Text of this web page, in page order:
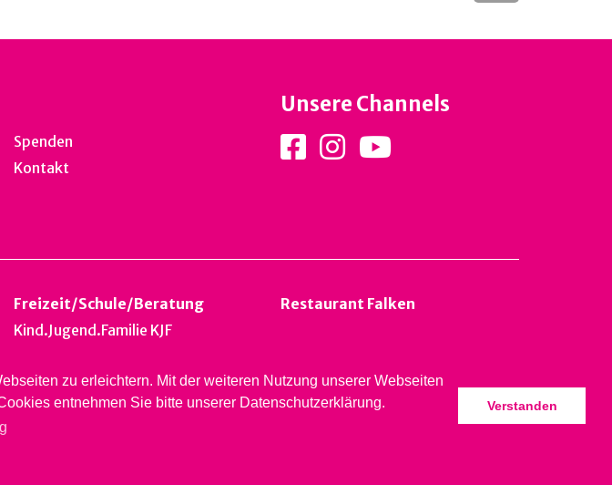
zu erleichtern. Mit der weiteren Nutzung unserer Webseiten
entnehmen Sie bitte unserer Datenschutzerklärung.
Verstanden
Spenden
Kontakt
Unsere Channels
Freizeit/Schule/Beratung
Kind.Jugend.Familie KJF
Restaurant Falken